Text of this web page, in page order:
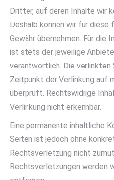
Dritter, auf deren Inhalte wir
Deshalb können wir für diese
Gewähr übernehmen. Für die
ist stets der jeweilige
verantwortlich. Die verlinkten
Zeitpunkt der Verlinkung auf
überprüft. Rechtswidrige
Verlinkung nicht erkennbar.
Eine permanente inhaltliche
Seiten ist jedoch ohne
Rechtsverletzung nicht
Rechtsverletzungen werden